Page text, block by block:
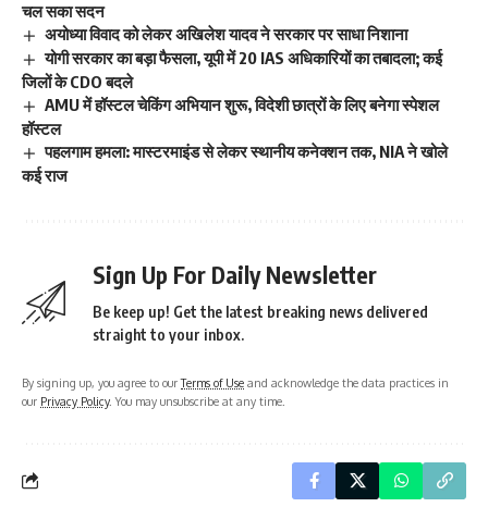
चल सका सदन
अयोध्या विवाद को लेकर अखिलेश यादव ने सरकार पर साधा निशाना
योगी सरकार का बड़ा फैसला, यूपी में 20 IAS अधिकारियों का तबादला; कई
जिलों के CDO बदले
AMU में हॉस्टल चेकिंग अभियान शुरू, विदेशी छात्रों के लिए बनेगा स्पेशल
हॉस्टल
पहलगाम हमला: मास्टरमाइंड से लेकर स्थानीय कनेक्शन तक, NIA ने खोले
कई राज
Sign Up For Daily Newsletter
Be keep up! Get the latest breaking news delivered
straight to your inbox.
By signing up, you agree to ourTerms of Use and acknowledge the data practices in
our Privacy Policy. You may unsubscribe at any time.